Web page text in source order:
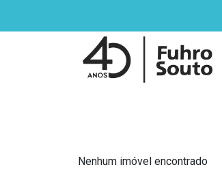
Nenhum imóvel encontrado